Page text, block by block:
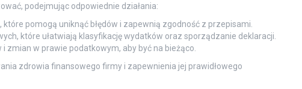
podejmując odpowiednie działania:
które pomogą uniknąć błędów i zapewnią zgodność z przepisami.
które ułatwiają klasyfikację wydatków oraz sporządzanie deklaracji.
zmian w prawie podatkowym, aby być na bieżąco.
zdrowia finansowego firmy i zapewnienia jej prawidłowego